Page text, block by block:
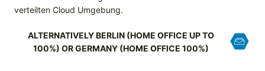
verteilten Cloud Umgebung.
ALTERNATIVELY BERLIN (HOME OFFICE UP TO
100%) OR GERMANY (HOME OFFICE 100%)